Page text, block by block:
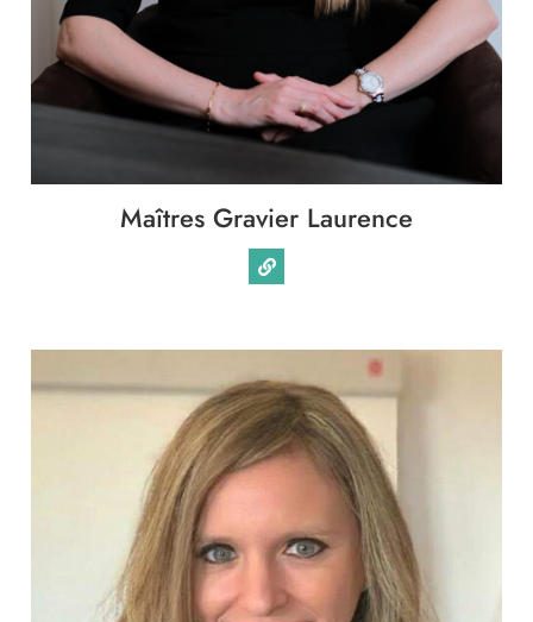
Maîtres Gravier Laurence